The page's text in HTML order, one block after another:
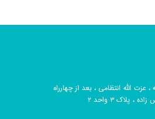
عزت الله انتظامی ، بعد از چهارراه
پلاک ۳ واحد ۲